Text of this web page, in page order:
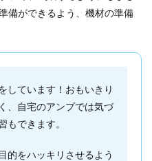
備ができるよう、機材の準備
しています！おもいきり
、自宅のアンプでは気づ
もできます。
的をハッキリさせるよう